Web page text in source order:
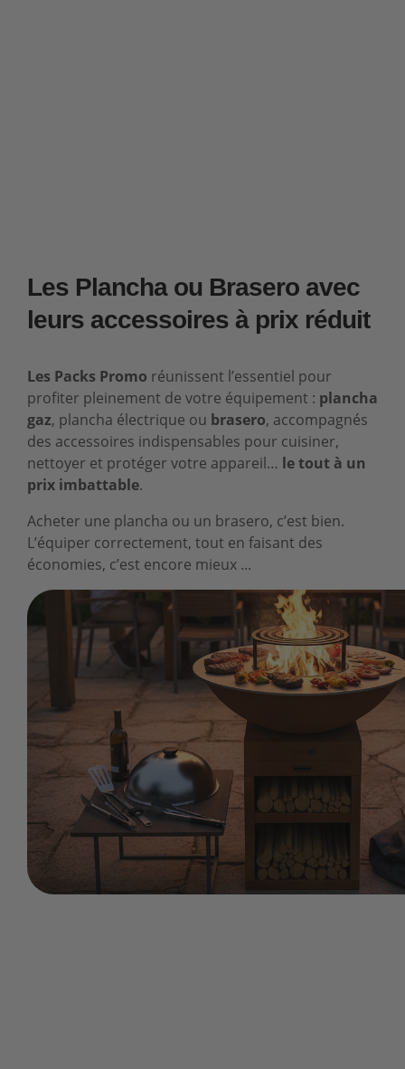
Les Plancha ou Brasero avec
leurs accessoires à prix réduit
Les Packs Promo réunissent l’essentiel pour
profiter pleinement de votre équipement : plancha
gaz, plancha électrique ou brasero, accompagnés
des accessoires indispensables pour cuisiner,
nettoyer et protéger votre appareil… le tout à un
prix imbattable.
Acheter une plancha ou un brasero, c’est bien.
L’équiper correctement, tout en faisant des
économies, c’est encore mieux ...